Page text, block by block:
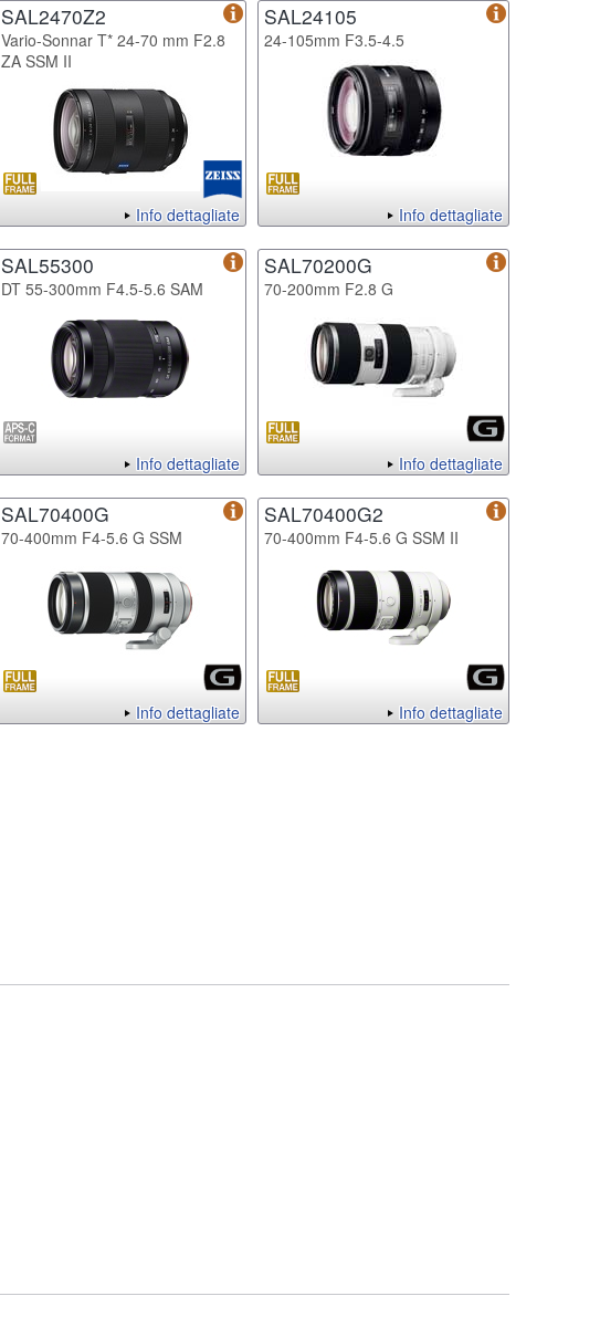
SAL2470Z2
Vario-Sonnar T* 24-70 mm F2.8
ZA SSM II
Info dettagliate
SAL24105
24-105mm F3.5-4.5
Info dettagliate
SAL55300
DT 55-300mm F4.5-5.6 SAM
Info dettagliate
SAL70200G
70-200mm F2.8 G
Info dettagliate
SAL70400G
70-400mm F4-5.6 G SSM
Info dettagliate
SAL70400G2
70-400mm F4-5.6 G SSM II
Info dettagliate